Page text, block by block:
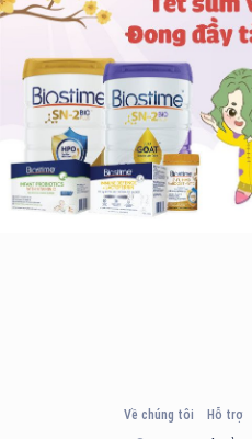
Về chúng tôi Hỗ trợ